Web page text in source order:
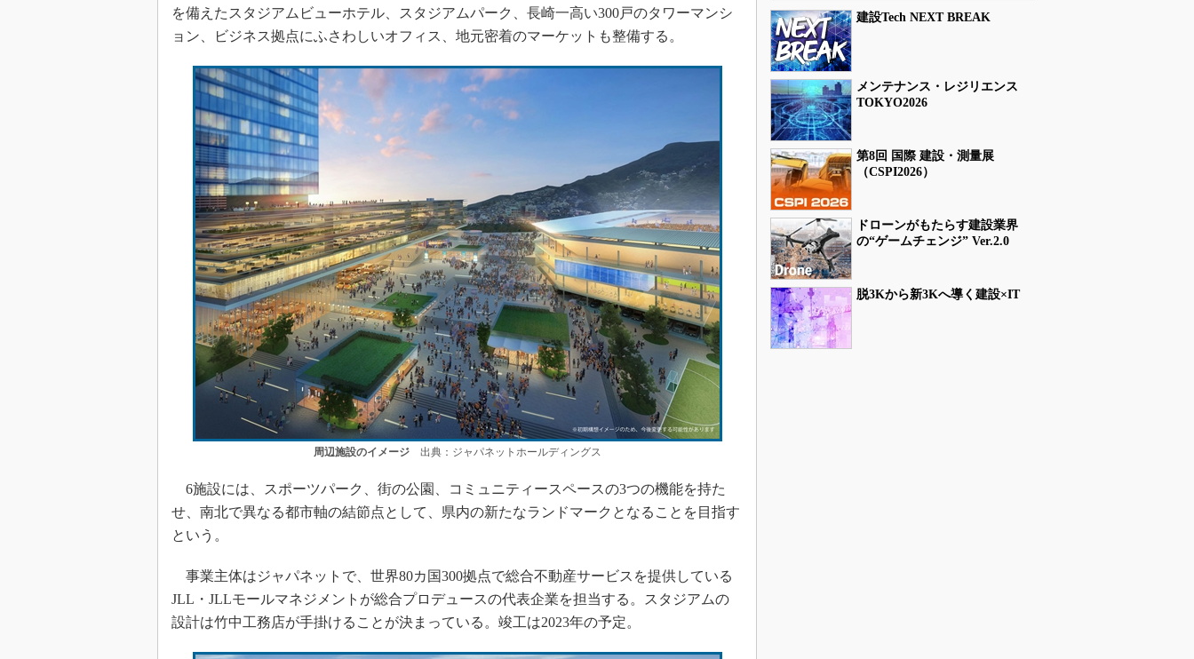
を備えたスタジアムビューホテル、スタジアムパーク、長崎一高い300戸のタワーマンシ
ョン、ビジネス拠点にふさわしいオフィス、地元密着のマーケットも整備する。
周辺施設のイメージ出典：ジャパネットホールディングス
6施設には、スポーツパーク、街の公園、コミュニティースペースの3つの機能を持た
せ、南北で異なる都市軸の結節点として、県内の新たなランドマークとなることを目指す
という。
事業主体はジャパネットで、世界80カ国300拠点で総合不動産サービスを提供している
JLL・JLLモールマネジメントが総合プロデュースの代表企業を担当する。スタジアムの
設計は竹中工務店が手掛けることが決まっている。竣工は2023年の予定。
建設Tech NEXT BREAK
メンテナンス・レジリエンス
TOKYO2026
第8回 国際 建設・測量展
（CSPI2026）
ドローンがもたらす建設業界
の“ゲームチェンジ” Ver.2.0
脱3Kから新3Kへ導く建設×IT